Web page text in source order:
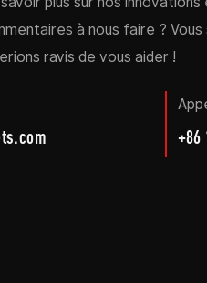
à nous faire ?
ravis de vous aider !
+86